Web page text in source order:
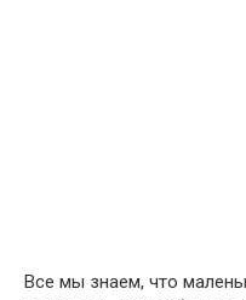
Все мы знаем, что